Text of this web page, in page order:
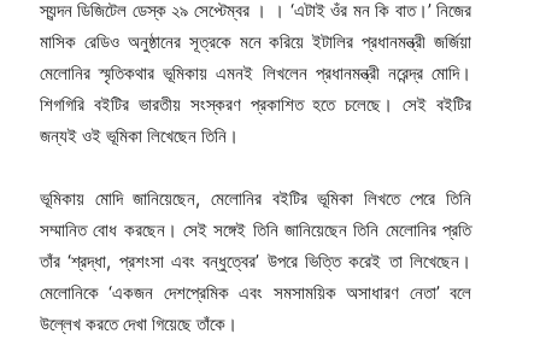
স্যন্দন ডিজিটেল ডেস্ক ২৯ সেপ্টেম্বর । । ‘এটাই ওঁর মন কি বাত।’ নিজের
মাসিক রেডিও অনুষ্ঠানের সূত্রকে মনে করিয়ে ইটালির প্রধানমন্ত্রী জর্জিয়া
মেলোনির স্মৃতিকথার ভূমিকায় এমনই লিখলেন প্রধানমন্ত্রী নরেন্দ্র মোদি।
শিগগিরি বইটির ভারতীয় সংস্করণ প্রকাশিত হতে চলেছে। সেই বইটির
জন্যই ওই ভূমিকা লিখেছেন তিনি।
ভূমিকায় মোদি জানিয়েছেন, মেলোনির বইটির ভূমিকা লিখতে পেরে তিনি
সম্মানিত বোধ করছেন। সেই সঙ্গেই তিনি জানিয়েছেন তিনি মেলোনির প্রতি
তাঁর ‘শ্রদ্ধা, প্রশংসা এবং বন্ধুত্বের’ উপরে ভিত্তি করেই তা লিখেছেন।
মেলোনিকে ‘একজন দেশপ্রেমিক এবং সমসাময়িক অসাধারণ নেতা’ বলে
উল্লেখ করতে দেখা গিয়েছে তাঁকে।